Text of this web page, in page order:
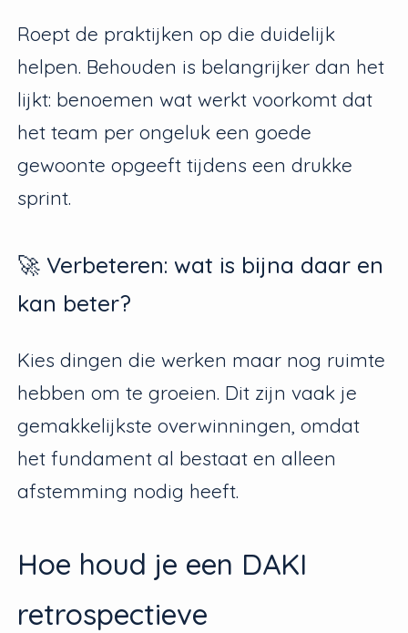
Roept de praktijken op die duidelijk
helpen. Behouden is belangrijker dan het
lijkt: benoemen wat werkt voorkomt dat
het team per ongeluk een goede
gewoonte opgeeft tijdens een drukke
sprint.
🚀 Verbeteren: wat is bijna daar en
kan beter?
Kies dingen die werken maar nog ruimte
hebben om te groeien. Dit zijn vaak je
gemakkelijkste overwinningen, omdat
het fundament al bestaat en alleen
afstemming nodig heeft.
Hoe houd je een DAKI
retrospectieve